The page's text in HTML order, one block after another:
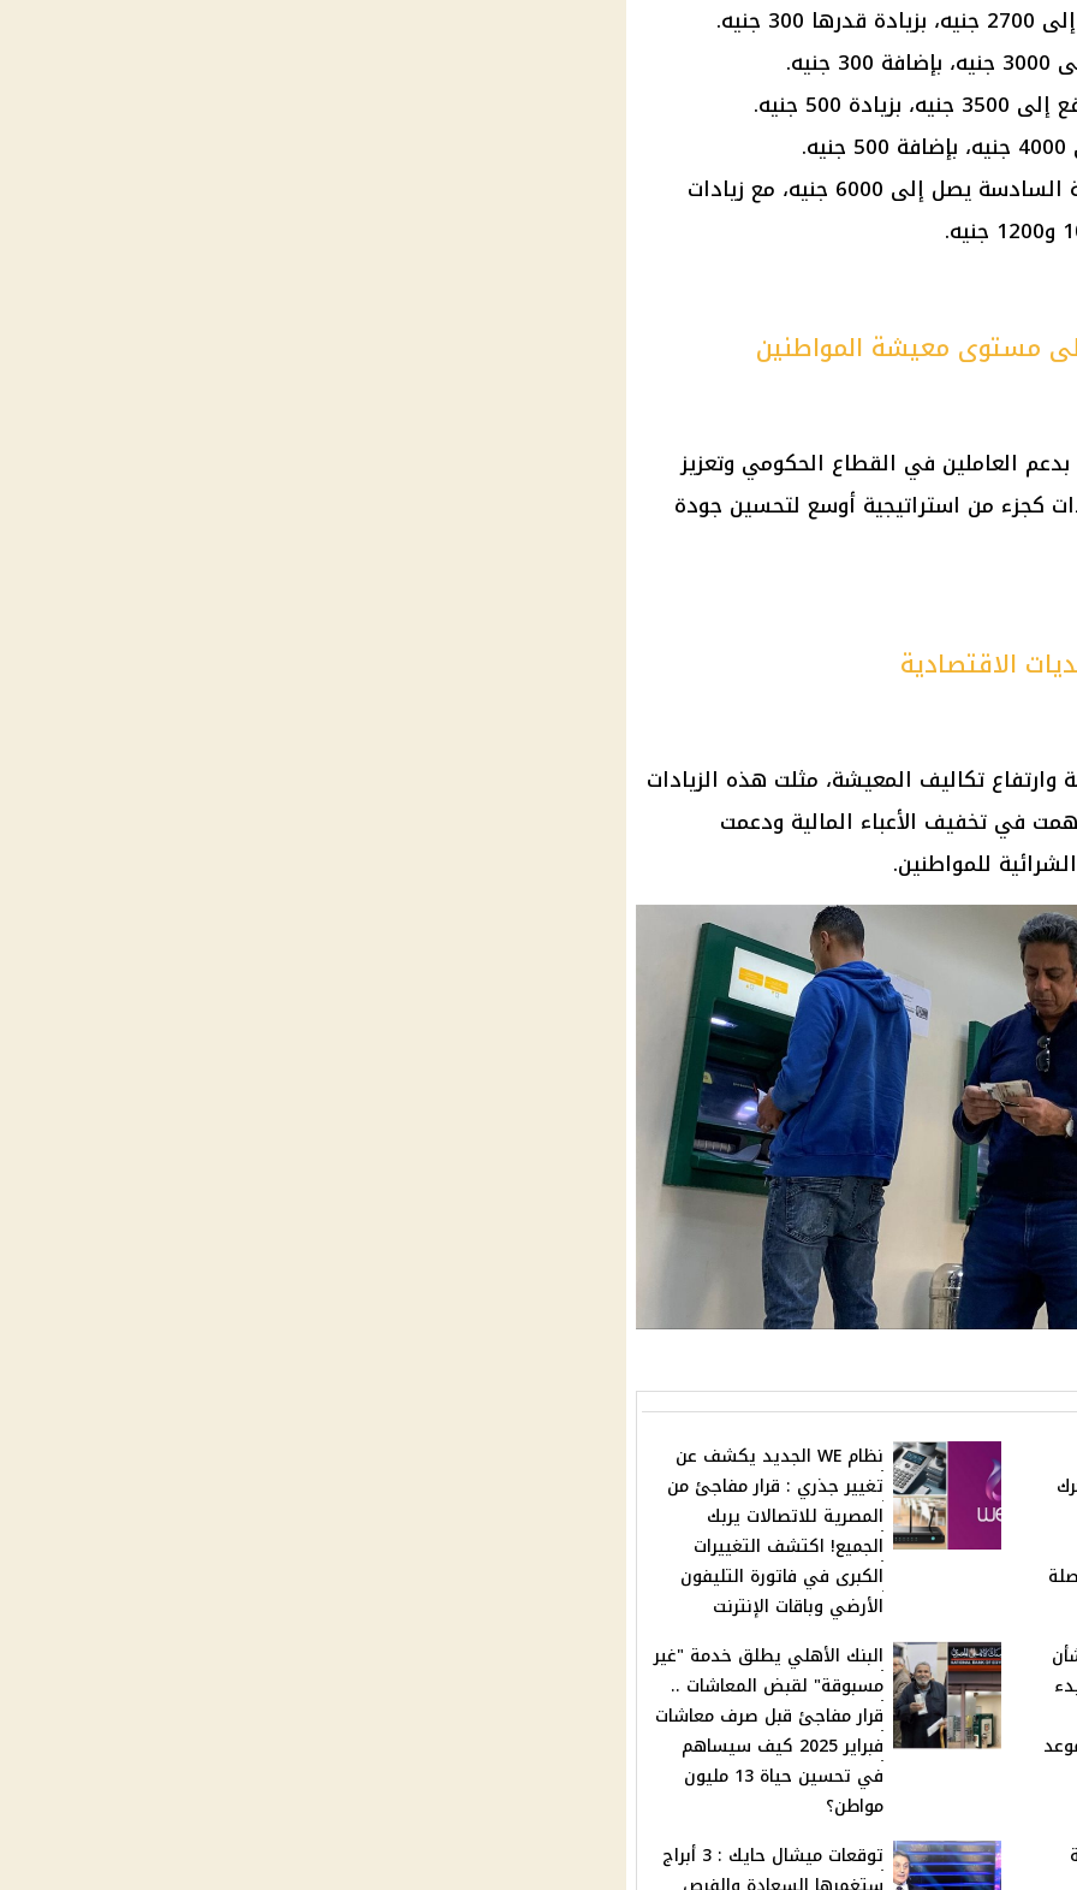
جنيه.
500 جنيه.
: الحد الأدنى للدرجة السادسة يصل إلى 6000 جنيه، مع زيادات
على مستوى معيشة المواطنين
العاملين في القطاع الحكومي وتعزيز
كجزء من استراتيجية أوسع لتحسين جودة
الاقتصادية
وارتفاع تكاليف المعيشة، مثلت هذه الزيادات
في تخفيف الأعباء المالية ودعمت
للمواطنين.
نظام WE الجديد يكشف عن
تغيير جذري : قرار مفاجئ من
المصرية للاتصالات يربك
الجميع! اكتشف التغييرات
الكبرى في فاتورة التليفون
الأرضي وباقات الإنترنت
البنك الأهلي يطلق خدمة "غير
مسبوقة" لقبض المعاشات ..
قرار مفاجئ قبل صرف معاشات
فبراير 2025 كيف سيساهم
في تحسين حياة 13 مليون
مواطن؟
توقعات ميشال حايك : 3 أبراج